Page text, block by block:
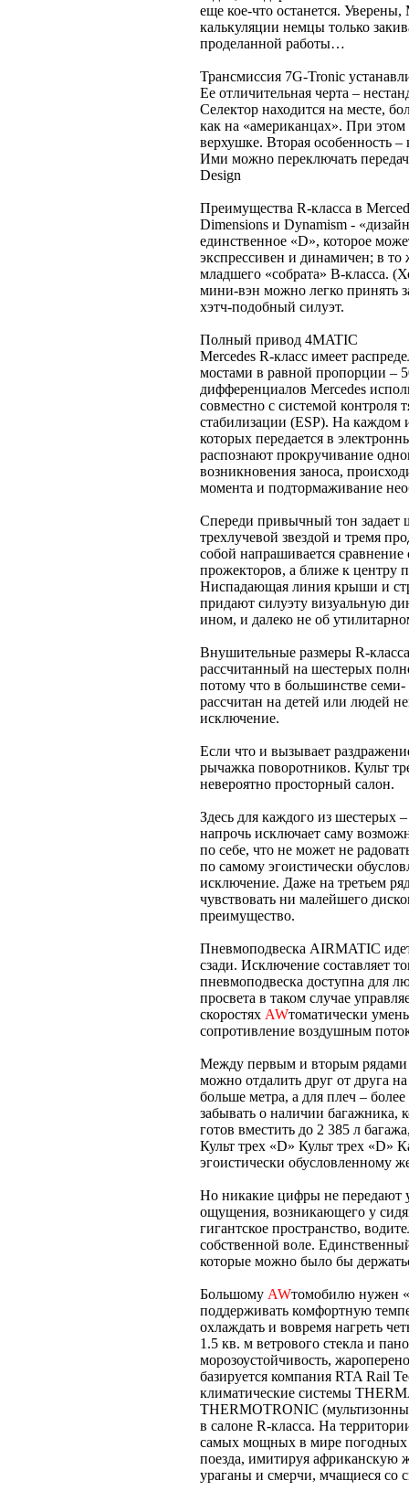
еще кое-что останется.
калькуляции немцы только
проделанной работы…
Трансмиссия 7G-Tronic
Ее отличительная черта –
Селектор находится на месте,
как на «американцах». При
верхушке. Вторая особенность
Ими можно переключать
Design
Преимущества R-класса в
Dimensions и Dynamism -
единственное «D», которое
экспрессивен и динамичен; в
младшего «собрата» B-класса.
мини-вэн можно легко принять
хэтч-подобный силуэт.
Полный привод 4MATIC
Mercedes R-класс имеет
мостами в равной пропорции –
дифференциалов Mercedes
совместно с системой контроля
стабилизации (ESP). На каждом
которых передается в
распознают прокручивание
возникновения заноса,
момента и подтормаживание
Спереди привычный тон задает
трехлучевой звездой и тремя
собой напрашивается
прожекторов, а ближе к центру
Ниспадающая линия крыши и
придают силуэту визуальную
ином, и далеко не об
Внушительные размеры R-
рассчитанный на шестерых
потому что в большинстве
рассчитан на детей или людей
исключение.
Если что и вызывает
рычажка поворотников. Культ
невероятно просторный салон.
Здесь для каждого из шестерых
напрочь исключает саму
по себе, что не может не
по самому эгоистически
исключение. Даже на третьем
чувствовать ни малейшего
преимущество.
Пневмоподвеска AIRMATIC
сзади. Исключение составляет
пневмоподвеска доступна для
просвета в таком случае
скоростях AWтоматически
сопротивление воздушным
Между первым и вторым рядами
можно отдалить друг от друга
больше метра, а для плеч –
забывать о наличии багажника,
готов вместить до 2 385 л
Культ трех «D» Культ трех «D»
эгоистически обусловленному
Но никакие цифры не передают
ощущения, возникающего у
гигантское пространство,
собственной воле.
которые можно было бы
Большому AWтомобилю нужен
поддерживать комфортную
охлаждать и вовремя нагреть
1.5 кв. м ветрового стекла и
морозоустойчивость,
базируется компания RTA Rail
климатические системы
THERMOTRONIC
в салоне R-класса. На
самых мощных в мире погодных
поезда, имитируя африканскую
ураганы и смерчи, мчащиеся со